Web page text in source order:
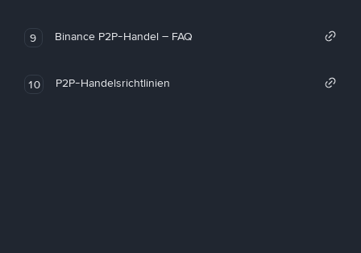
9 Binance P2P-Handel – FAQ
10 P2P-Handelsrichtlinien